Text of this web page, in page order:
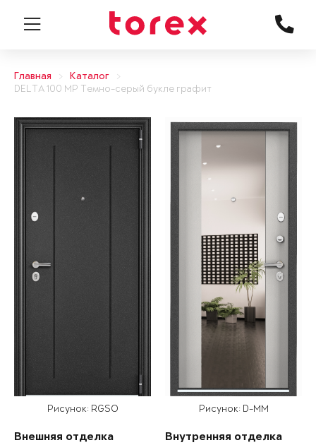
Главная
Каталог
DELTA 100 MP Темно-серый букле графит
Рисунок: RGSO
Внешняя отделка
Рисунок: D-MM
Внутренняя отделка